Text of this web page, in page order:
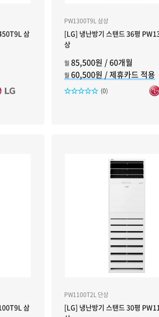
삼
PW1300T9L 삼상
[LG] 냉난방기 스탠드 36평
상
월 85,500원 / 60개월
월 60,500원 / 제휴카드 적용
(0)
삼
PW1100T2L 단상
[LG] 냉난방기 스탠드 30평